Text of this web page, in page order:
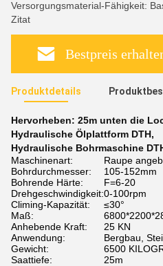
Versorgungsmaterial-Fähigkeit:
Zitat
Bestpreis
Produktdetails
Hervorheben: 25m unten die
Hydraulische Ölplattform DTH,
Hydraulische Bohrmaschine
Maschinenart:
Raupe
Bohrdurchmesser:
105-152mm
Bohrende Härte:
F=6-20
Drehgeschwindigkeit:0-100rpm
Climing-Kapazität:
≤30°
Maß:
Anhebende Kraft:
25 KN
Anwendung:
Bergbau,
Gewicht:
6500
Saattiefe:
25m